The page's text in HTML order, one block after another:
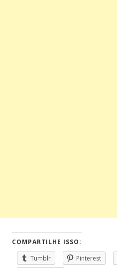
COMPARTILHE ISSO:
Tumblr
Pinterest